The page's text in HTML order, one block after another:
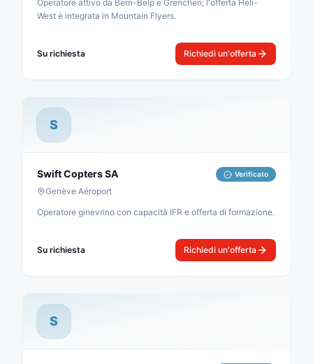
Operatore attivo da Bern-Belp e Grenchen; l'offerta Heli-
West è integrata in Mountain Flyers.
Su richiesta Richiedi un'offerta
S
Swift Copters SA Verificato
Genève Aéroport
Operatore ginevrino con capacità IFR e offerta di formazione.
Su richiesta Richiedi un'offerta
S